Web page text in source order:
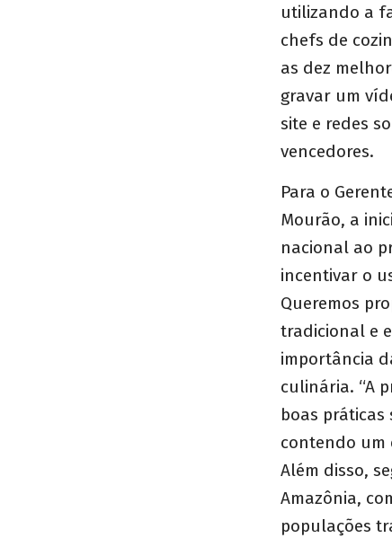
utilizando a
chefs de
as dez
gravar um
site e redes
vencedores.
Para o
Mourão, a
nacional ao
incentivar o
Queremos
tradicional e
importância
culinária. “A
boas
contendo um
Além disso,
Amazônia,
populações